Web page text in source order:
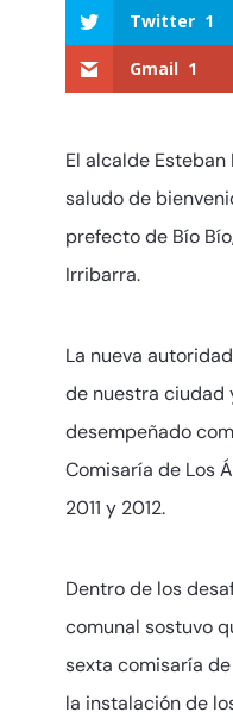
Twitter 1
Gmail 1
El alcalde
saludo de
prefecto de Bío
Irribarra.
La nueva
de nuestra ciudad
desempeñado
Comisaría de Los
2011 y 2012.
Dentro de los
comunal sostuvo
sexta comisaría
la instalación de